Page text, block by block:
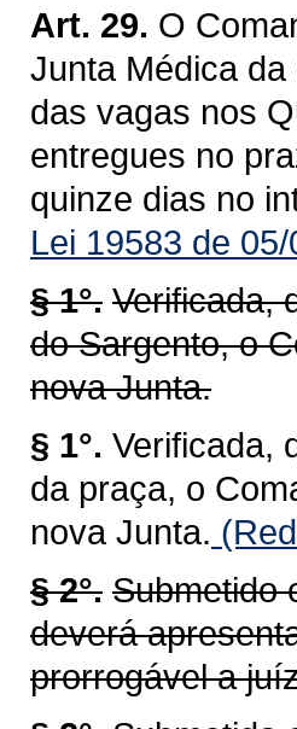
Art. 29. O
Junta Médica
das vagas nos
entregues no
quinze dias no
Lei 19583 de
§ 1°. Verificada,
do Sargento, o
nova Junta.
§ 1°. Verificada,
da praça, o
nova Junta.
§ 2°. Submetido
deverá
prorrogável a